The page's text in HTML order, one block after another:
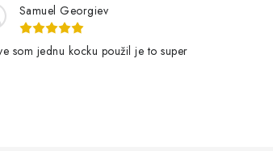
Samuel Georgiev
som jednu kocku použil je to super